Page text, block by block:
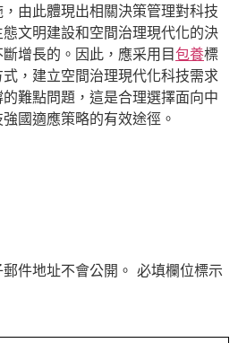
由此體現出相關決策管理對科技
文明建設和空間治理現代化的決
增長的。因此，應采用目包養標
，建立空間治理現代化科技需求
難點問題，這是合理選擇面向中
國適應策略的有效途徑。
件地址不會公開。 必填欄位標示